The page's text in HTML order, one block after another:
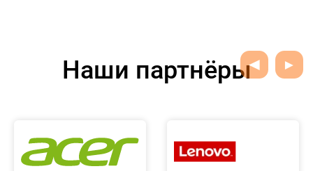
Наши партнёры